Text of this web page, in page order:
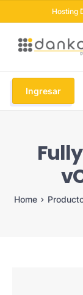
Hosting
Diseño Web
Seguridad
Soluciones
Ingresar
Home